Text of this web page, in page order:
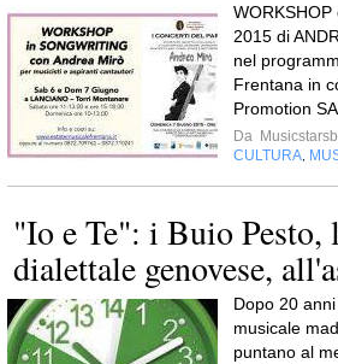
WORKSHOP
2015 di
nel
Frentana in
Promotion
Da
CULTURA
"Io e Te": i Buio Pesto,
dialettale genovese,
Dopo 20
musicale
puntano al